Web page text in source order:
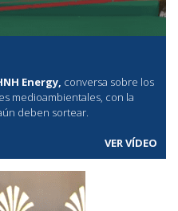
Energy, conversa sobre los
medioambientales, con la
deben sortear.
VER VÍDEO